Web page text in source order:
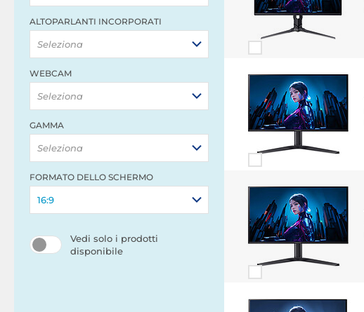
ALTOPARLANTI INCORPORATI
Seleziona
WEBCAM
Seleziona
GAMMA
Seleziona
FORMATO DELLO SCHERMO
16:9
Vedi solo i prodotti
disponibile